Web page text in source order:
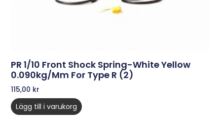
PR 1/10 Front Shock Spring-White Yellow
0.090kg/mm For Type R (2)
115,00 kr
Lägg till i varukorg